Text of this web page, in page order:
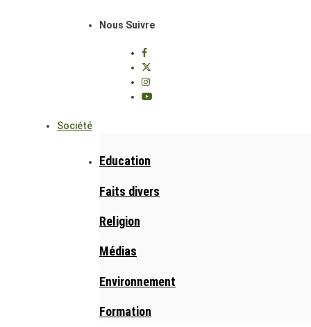
Nous Suivre
Société
Education
Faits divers
Religion
Médias
Environnement
Formation